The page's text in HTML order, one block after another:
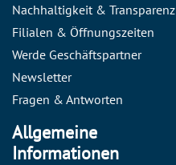
Nachhaltigkeit & Transparenz
Filialen & Öffnungszeiten
Werde Geschäftspartner
Newsletter
Fragen & Antworten
Allgemeine
Informationen